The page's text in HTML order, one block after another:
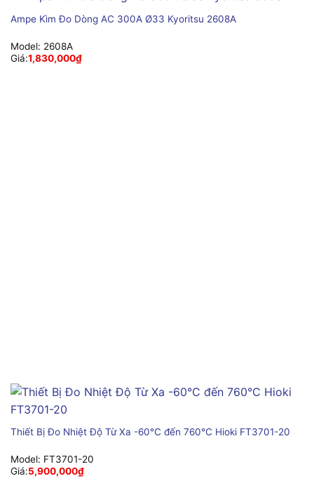
Ampe Kìm Đo Dòng AC 300A Ø33 Kyoritsu 2608A
Model: 2608A
Giá:1,830,000₫
Thiết Bị Đo Nhiệt Độ Từ Xa -60°C đến 760°C Hioki FT3701-20
Model: FT3701-20
Giá:5,900,000₫